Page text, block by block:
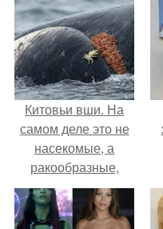
Китовьи вши. На
самом деле это не
насекомые, а
ракообразные,
относящиеся к
бокоплавам.